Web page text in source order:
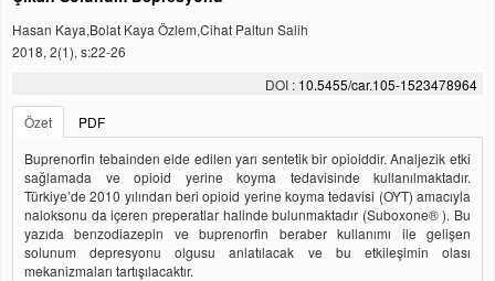
Hasan Kaya,Bolat Kaya Özlem,Cihat Paltun Salih
2018, 2(1), s:22-26
DOI : 10.5455/car.105-1523478964
Özet
PDF
Buprenorfin tebainden elde edilen yarı sentetik bir opioiddir. Analjezik etki
sağlamada ve opioid yerine koyma tedavisinde kullanılmaktadır.
Türkiye’de 2010 yılından beri opioid yerine koyma tedavisi (OYT) amacıyla
naloksonu da içeren preperatlar halinde bulunmaktadır (Suboxone® ). Bu
yazıda benzodiazepin ve buprenorfin beraber kullanımı ile gelişen
solunum depresyonu olgusu anlatılacak ve bu etkileşimin olası
mekanizmaları tartışılacaktır.